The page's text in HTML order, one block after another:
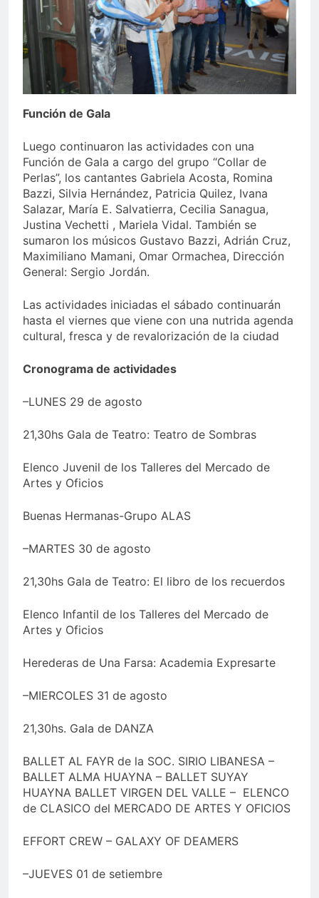
Función de Gala
Luego continuaron las actividades con una
Función de Gala a cargo del grupo “Collar de
Perlas”, los cantantes Gabriela Acosta, Romina
Bazzi, Silvia Hernández, Patricia Quilez, Ivana
Salazar, María E. Salvatierra, Cecilia Sanagua,
Justina Vechetti , Mariela Vidal. También se
sumaron los músicos Gustavo Bazzi, Adrián Cruz,
Maximiliano Mamani, Omar Ormachea, Dirección
General: Sergio Jordán.
Las actividades iniciadas el sábado continuarán
hasta el viernes que viene con una nutrida agenda
cultural, fresca y de revalorización de la ciudad
Cronograma de actividades
–LUNES 29 de agosto
21,30hs Gala de Teatro: Teatro de Sombras
Elenco Juvenil de los Talleres del Mercado de
Artes y Oficios
Buenas Hermanas-Grupo ALAS
–MARTES 30 de agosto
21,30hs Gala de Teatro: El libro de los recuerdos
Elenco Infantil de los Talleres del Mercado de
Artes y Oficios
Herederas de Una Farsa: Academia Expresarte
–MIERCOLES 31 de agosto
21,30hs. Gala de DANZA
BALLET AL FAYR de la SOC. SIRIO LIBANESA –
BALLET ALMA HUAYNA – BALLET SUYAY
HUAYNA BALLET VIRGEN DEL VALLE – ELENCO
de CLASICO del MERCADO DE ARTES Y OFICIOS
EFFORT CREW – GALAXY OF DEAMERS
–JUEVES 01 de setiembre